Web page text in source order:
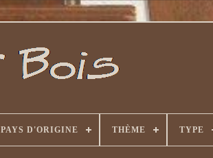
PAYS D'ORIGINE THÈME TYPE